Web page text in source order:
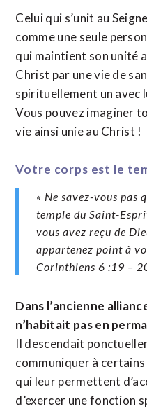
Celui qui s’unit au
comme une seule
qui maintient son unité
Christ par une vie de
spirituellement un avec
Vous pouvez imaginer
vie ainsi unie au Christ !
Votre corps est le
« Ne savez-vous pas
temple du Saint-
vous avez reçu de
appartenez point à
Corinthiens 6 :19 –
Dans l’ancienne
n’habitait pas en
Il descendait
communiquer à
qui leur permettent
d’exercer une fonction